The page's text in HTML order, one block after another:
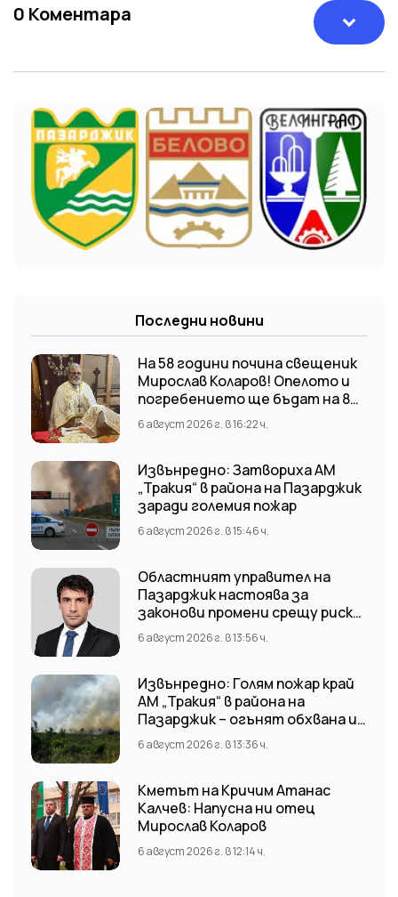
0 Коментара
Последни новини
На 58 години почина свещеник
Мирослав Коларов! Опелото и
погребението ще бъдат на 8
август (събота) от 11:00 часа в
храм “Св. Св. Козма и Дамян”, гр.
6 август 2026 г. в 16:22 ч.
Извънредно: Затвориха АМ
„Тракия“ в района на Пазарджик
заради големия пожар
6 август 2026 г. в 15:46 ч.
Областният управител на
Пазарджик настоява за
законови промени срещу риска
от наводнения
6 август 2026 г. в 13:56 ч.
Извънредно: Голям пожар край
АМ „Тракия“ в района на
Пазарджик – огънят обхвана и
лозови масиви
6 август 2026 г. в 13:36 ч.
Кметът на Кричим Атанас
Калчев: Напусна ни отец
Мирослав Коларов
6 август 2026 г. в 12:14 ч.